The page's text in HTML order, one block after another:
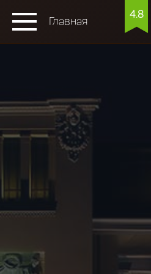
Главная
4.8